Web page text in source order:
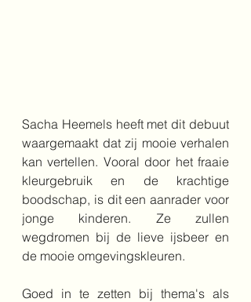
Sacha Heemels heeft met dit debuut
waargemaakt dat zij mooie verhalen
kan vertellen. Vooral door het fraaie
kleurgebruik en de krachtige
boodschap, is dit een aanrader voor
jonge kinderen. Ze zullen
wegdromen bij de lieve ijsbeer en
de mooie omgevingskleuren.
Goed in te zetten bij thema's als